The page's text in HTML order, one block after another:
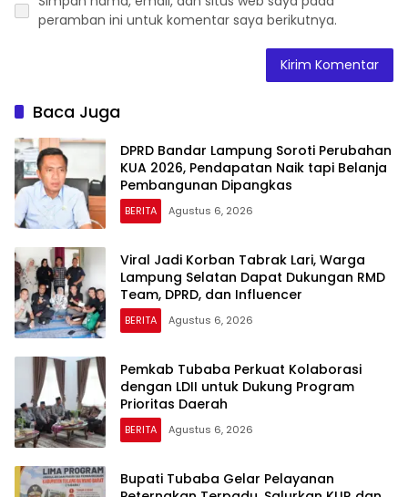
peramban ini untuk komentar saya berikutnya.
Baca Juga
DPRD Bandar Lampung Soroti Perubahan
KUA 2026, Pendapatan Naik tapi Belanja
Pembangunan Dipangkas
BERITA Agustus 6, 2026
Viral Jadi Korban Tabrak Lari, Warga
Lampung Selatan Dapat Dukungan RMD
Team, DPRD, dan Influencer
BERITA Agustus 6, 2026
Pemkab Tubaba Perkuat Kolaborasi
dengan LDII untuk Dukung Program
Prioritas Daerah
BERITA Agustus 6, 2026
Bupati Tubaba Gelar Pelayanan